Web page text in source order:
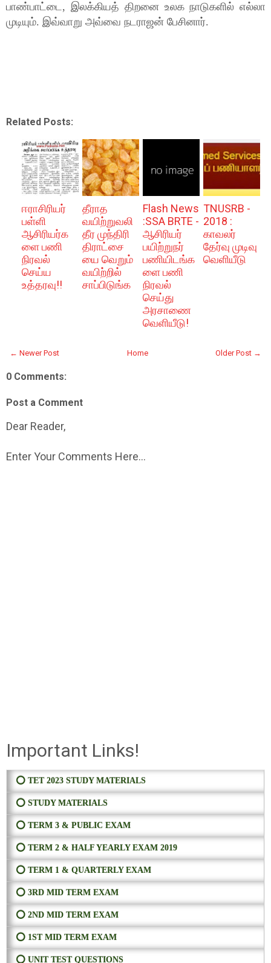
பாண்பாட்டை, இலக்கியத் திறனை உலக நாடுகளில்
முடியும். இவ்வாறு அவ்வை நடராஜன் பேசினார்.
Related Posts:
ஈராசிரியர்
பள்ளி
ஆசிரியர்க
ளை பணி
நிரவல்
செய்ய
உத்தரவு!!
தீராத
வயிற்றுவலி
தீர முந்திரி
திராட்சை
யை வெறும்
வயிற்றில்
சாப்பிடுங்க
Flash News
:SSA BRTE -
ஆசிரியர்
பயிற்றுநர்
பணியிடங்க
ளை பணி
நிரவல்
செய்து
அரசாணை
வெளியீடு!
TNUSRB -
2018 :
காவலர்
தேர்வு முடிவு
வெளியீடு
← Newer Post Older Post →
Home
0 Comments:
Post a Comment
Dear Reader,
Enter Your Comments Here...
Important Links!
⭕ TET 2023 STUDY MATERIALS
⭕ STUDY MATERIALS
⭕ TERM 3 & PUBLIC EXAM
⭕ TERM 2 & HALF YEARLY EXAM 2019
⭕ TERM 1 & QUARTERLY EXAM
⭕ 3RD MID TERM EXAM
⭕ 2ND MID TERM EXAM
⭕ 1ST MID TERM EXAM
⭕ UNIT TEST QUESTIONS